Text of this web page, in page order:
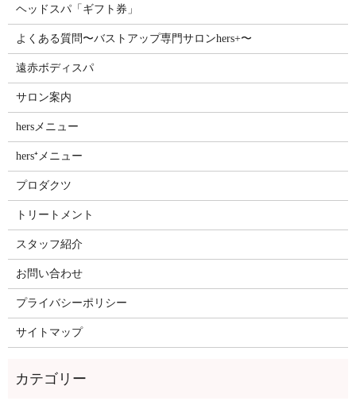
ヘッドスパ「ギフト券」
よくある質問〜バストアップ専門サロンhers+〜
遠赤ボディスパ
サロン案内
hersメニュー
hers⁺メニュー
プロダクツ
トリートメント
スタッフ紹介
お問い合わせ
プライバシーポリシー
サイトマップ